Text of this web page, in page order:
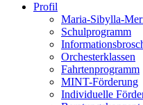
Profil
Maria-Sibylla-
Schulprogramm
Orchesterklassen
Fahrtenprogramm
MINT-Förderung
Individuelle